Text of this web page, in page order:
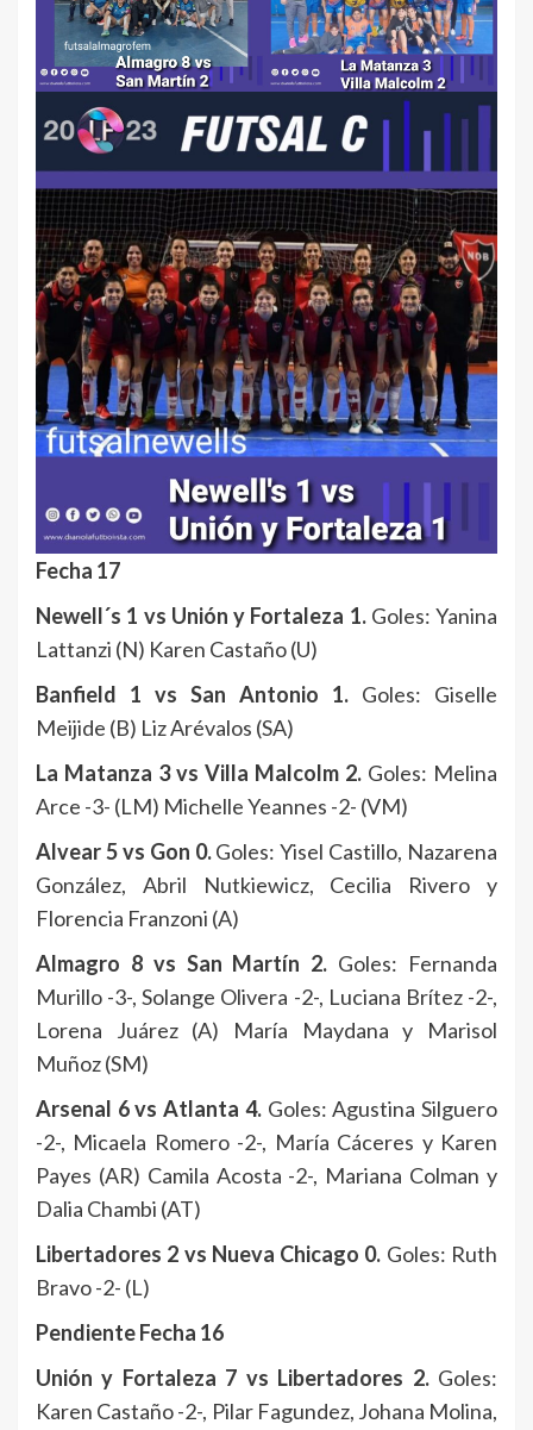
Fecha 17
Newell´s 1 vs Unión y Fortaleza 1.Goles: Yanina
Lattanzi (N) Karen Castaño (U)
Banfield 1 vs San Antonio 1. Goles: Giselle
Meijide (B) Liz Arévalos (SA)
La Matanza 3 vs Villa Malcolm 2. Goles: Melina
Arce -3- (LM) Michelle Yeannes -2- (VM)
Alvear 5 vs Gon 0.Goles: Yisel Castillo, Nazarena
González, Abril Nutkiewicz, Cecilia Rivero y
Florencia Franzoni (A)
Almagro 8 vs San Martín 2. Goles: Fernanda
Murillo -3-, Solange Olivera -2-, Luciana Brítez -2-,
Lorena Juárez (A) María Maydana y Marisol
Muñoz (SM)
Arsenal 6 vs Atlanta 4.Goles: Agustina Silguero
-2-, Micaela Romero -2-, María Cáceres y Karen
Payes (AR) Camila Acosta -2-, Mariana Colman y
Dalia Chambi (AT)
Libertadores 2 vs Nueva Chicago 0. Goles: Ruth
Bravo -2- (L)
Pendiente Fecha 16
Unión y Fortaleza 7 vs Libertadores 2.Goles:
Karen Castaño -2-, Pilar Fagundez, Johana Molina,